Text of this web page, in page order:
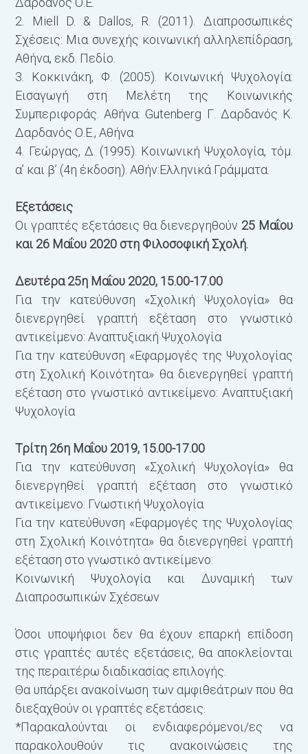
2. Miell D. & Dallos, R. (2011). Διαπροσωπικές
Σχέσεις: Mια συνεχής κοινωνική αλληλεπίδραση,
Αθήνα, εκδ. Πεδίο.
3. Κοκκινάκη, Φ. (2005). Κοινωνική Ψυχολογία:
Εισαγωγή στη Μελέτη της Κοινωνικής
Συμπεριφοράς. Αθήνα: Gutenberg Γ. Δαρδανός Κ.
Δαρδανός Ο.Ε., Αθήνα
4. Γεώργας, Δ. (1995). Κοινωνική Ψυχολογία, τόμ.
α’ και β’ (4η έκδοση). Αθήν:Ελληνικά Γράμματα.
Εξετάσεις
Οι γραπτές εξετάσεις θα διενεργηθούν25 Μαΐου
και 26 Μαΐου 2020 στη Φιλοσοφική Σχολή.
Δευτέρα 25η Μαΐου 2020, 15.00-17.00
Για την κατεύθυνση «Σχολική Ψυχολογία» θα
διενεργηθεί γραπτή εξέταση στο γνωστικό
αντικείμενο: Αναπτυξιακή Ψυχολογία
Για την κατεύθυνση «Εφαρμογές της Ψυχολογίας
στη Σχολική Κοινότητα» θα διενεργηθεί γραπτή
εξέταση στο γνωστικό αντικείμενο: Αναπτυξιακή
Ψυχολογία
Τρίτη 26η Μαΐου 2019, 15.00-17.00
Για την κατεύθυνση «Σχολική Ψυχολογία» θα
διενεργηθεί γραπτή εξέταση στο γνωστικό
αντικείμενο: Γνωστική Ψυχολογία
Για την κατεύθυνση «Εφαρμογές της Ψυχολογίας
στη Σχολική Κοινότητα» θα διενεργηθεί γραπτή
εξέταση στο γνωστικό αντικείμενο:
Κοινωνική Ψυχολογία και Δυναμική των
Διαπροσωπικών Σχέσεων
Όσοι υποψήφιοι δεν θα έχουν επαρκή επίδοση
στις γραπτές αυτές εξετάσεις, θα αποκλείονται
της περαιτέρω διαδικασίας επιλογής.
Θα υπάρξει ανακοίνωση των αμφιθεάτρων που θα
διεξαχθούν οι γραπτές εξετάσεις.
*Παρακαλούνται οι ενδιαφερόμενοι/ες να
παρακολουθούν τις ανακοινώσεις της